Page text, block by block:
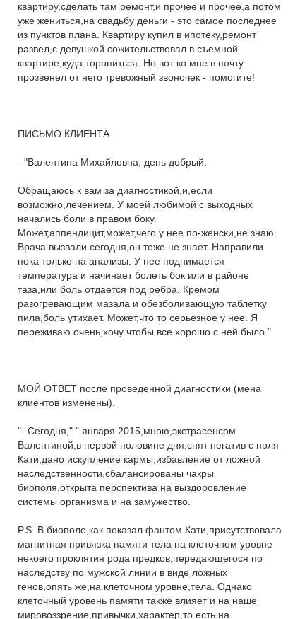
квартиру,сделать там ремонт,и прочее и прочее,а потом
уже жениться,на свадьбу деньги - это самое последнее
из пунктов плана. Квартиру купил в ипотеку,ремонт
развел,с девушкой сожительствовал в съемной
квартире,куда торопиться. Но вот ко мне в почту
прозвенел от него тревожный звоночек - помогите!
ПИСЬМО КЛИЕНТА.
- "Валентина Михайловна, день добрый.
Обращаюсь к вам за диагностикой,и,если
возможно,лечением. У моей любимой с выходных
начались боли в правом боку.
Может,аппендицит,может,чего у нее по-женски,не знаю.
Врача вызвали сегодня,он тоже не знает. Направили
пока только на анализы. У нее поднимается
температура и начинает болеть бок или в районе
таза,или боль отдается под ребра. Кремом
разогревающим мазала и обезболивающую таблетку
пила,боль утихает. Может,что то серьезное у нее. Я
переживаю очень,хочу чтобы все хорошо с ней было."
МОЙ ОТВЕТ после проведенной диагностики (мена
клиентов изменены).
"- Сегодня," " января 2015,мною,экстрасенсом
Валентиной,в первой половине дня,снят негатив с поля
Кати,дано искупление кармы,избавление от ложной
наследственности,сбалансированы чакры
биополя,открыта перспектива на выздоровление
системы организма и на замужество.
P.S. В биополе,как показал фантом Кати,присутствовала
магнитная привязка памяти тела на клеточном уровне
некоего проклятия рода предков,передающегося по
наследству по мужской линии в виде ложных
генов,опять же,на клеточном уровне,тела. Однако
клеточный уровень памяти также влияет и на наше
мировоззрение,привычки,характер,то есть,на